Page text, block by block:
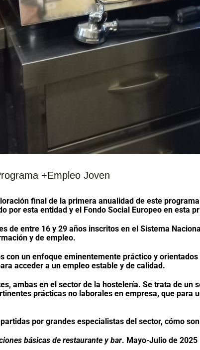
+Empleo Joven
final de la primera anualidad de este
por esta entidad y el Fondo Social Europeo en esta
de entre 16 y 29 años inscritos en el Sistema
y de empleo.
con un enfoque eminentemente práctico y
acceder a un empleo estable y de calidad.
ambas en el sector de la hostelería. Se trata de un
prácticas no laborales en empresa, que
por grandes especialistas del sector, cómo
básicas de restaurante y bar. Mayo-Julio de 2025